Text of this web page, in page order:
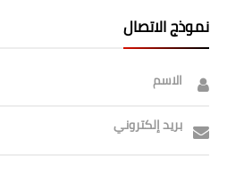
نموذج الاتصال
الاسم
بريد إلكتروني